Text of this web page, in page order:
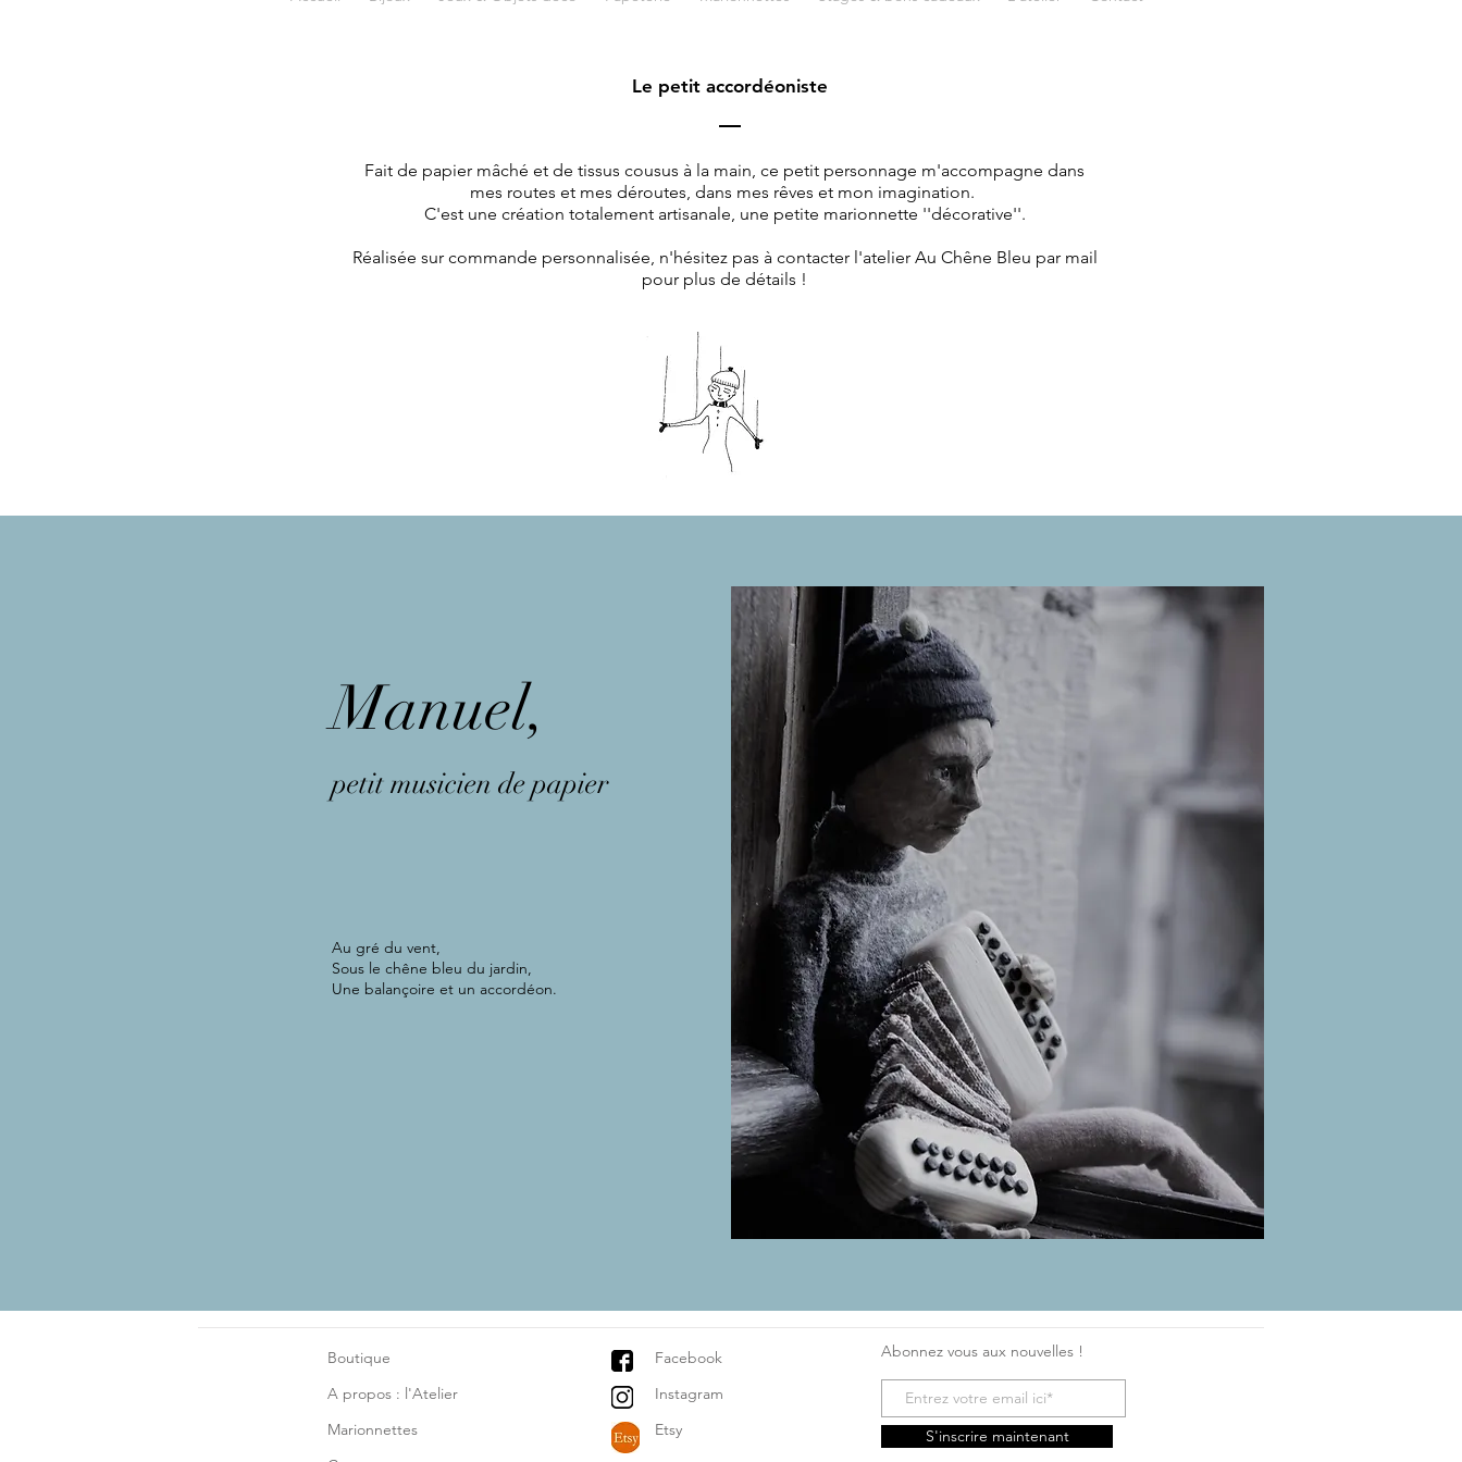
Le petit accordéoniste
Fait de papier mâché et de tissus cousus à la main, ce petit personnage m'accompagne dans
mes routes et mes déroutes, dans mes rêves et mon imagination.
C'est une création totalement artisanale, une petite marionnette ''décorative''.
Réalisée sur commande personnalisée, n'hésitez pas à contacter l'atelier Au Chêne Bleu par mail
pour plus de détails !
Manuel,
petit musicien de papier
Au gré du vent,
Sous le chêne bleu du jardin,
Une balançoire et un accordéon.
Boutique
A propos : l'Atelier
Marionnettes
Facebook
Instagram
Etsy
Abonnez vous aux nouvelles !
S'inscrire maintenant